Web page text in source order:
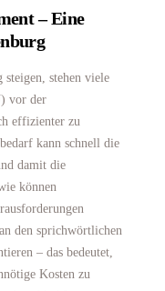
– Eine
stehen viele
vor der
effizienter zu
kann schnell die
damit die
können
den sprichwörtlichen
– das bedeutet,
Kosten zu